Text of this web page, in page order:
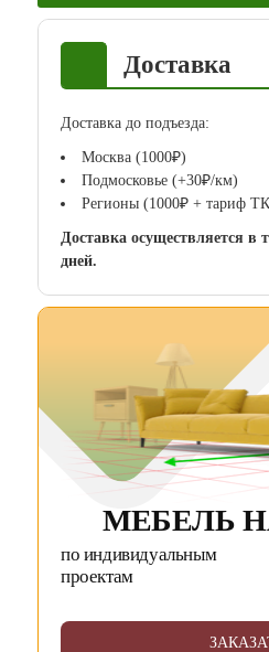
Доставка
Доставка до подъезда:
Москва (1000₽)
Подмосковье (+30₽/км)
Регионы (1000₽ + тариф
Доставка осуществляется в
дней.
МЕБЕЛЬ
по индивидуальным
проектам